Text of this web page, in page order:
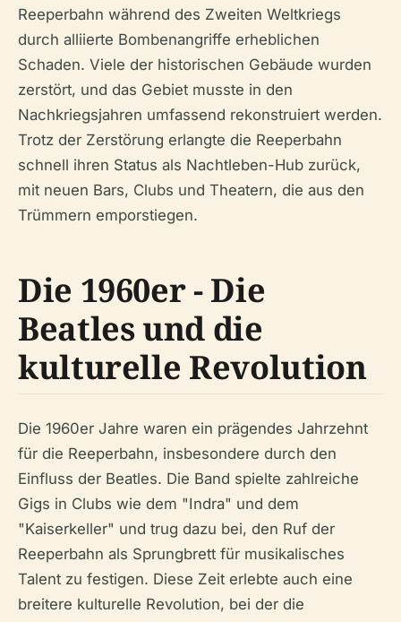
Reeperbahn während des Zweiten Weltkriegs
durch alliierte Bombenangriffe erheblichen
Schaden. Viele der historischen Gebäude wurden
zerstört, und das Gebiet musste in den
Nachkriegsjahren umfassend rekonstruiert werden.
Trotz der Zerstörung erlangte die Reeperbahn
schnell ihren Status als Nachtleben-Hub zurück,
mit neuen Bars, Clubs und Theatern, die aus den
Trümmern emporstiegen.
Die 1960er - Die
Beatles und die
kulturelle Revolution
Die 1960er Jahre waren ein prägendes Jahrzehnt
für die Reeperbahn, insbesondere durch den
Einfluss der Beatles. Die Band spielte zahlreiche
Gigs in Clubs wie dem "Indra" und dem
"Kaiserkeller" und trug dazu bei, den Ruf der
Reeperbahn als Sprungbrett für musikalisches
Talent zu festigen. Diese Zeit erlebte auch eine
breitere kulturelle Revolution, bei der die